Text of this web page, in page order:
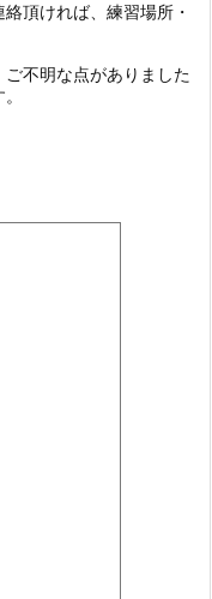
頂ければ、練習場所・
不明な点がありました